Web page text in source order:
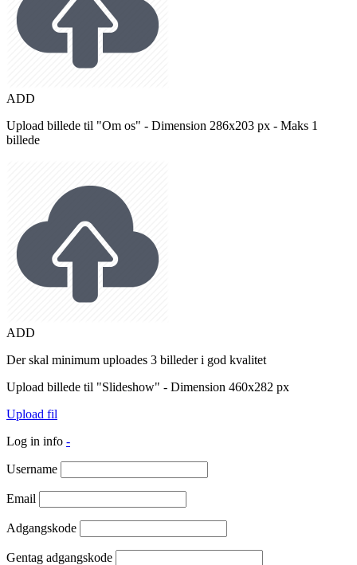
ADD
Upload billede til "Om os" - Dimension 286x203 px - Maks 1
billede
ADD
Der skal minimum uploades 3 billeder i god kvalitet
Upload billede til "Slideshow" - Dimension 460x282 px
Upload fil
Log in info -
Username
Email
Adgangskode
Gentag adgangskode